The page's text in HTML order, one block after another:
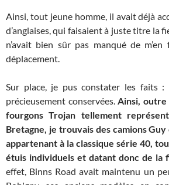
Ainsi, tout jeune homme, il avait déjà
d’anglaises, qui faisaient à juste titre la
n’avait bien sûr pas manqué de
déplacement.
Sur place, je pus constater les faits :
précieusement conservées.Ainsi,
fourgons Trojan tellement
Bretagne, je trouvais des camions
appartenant à la classique série 40,
étuis individuels et datant donc de la
effet, Binns Road avait maintenu un